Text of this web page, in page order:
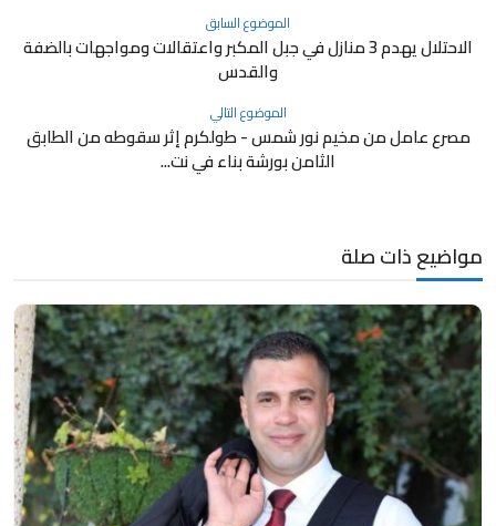
الموضوع السابق
الاحتلال يهدم 3 منازل في جبل المكبر واعتقالات ومواجهات بالضفة
والقدس
الموضوع التالي
مصرع عامل من مخيم نور شمس - طولكرم إثر سقوطه من الطابق
الثامن بورشة بناء في نت...
مواضيع ذات صلة